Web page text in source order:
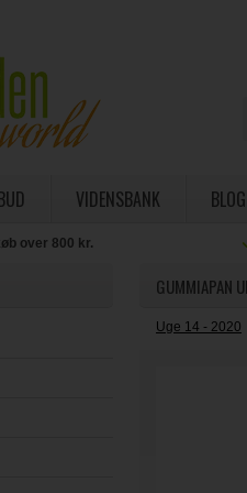
VIDENSBANK BLOG
over 800 kr.
GUMMIAPAN
Uge 14 - 2020